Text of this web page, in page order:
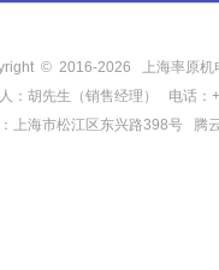
© 2016-2026
上海率原
：胡先生（销售经理） 电话
上海市松江区东兴路398号
腾